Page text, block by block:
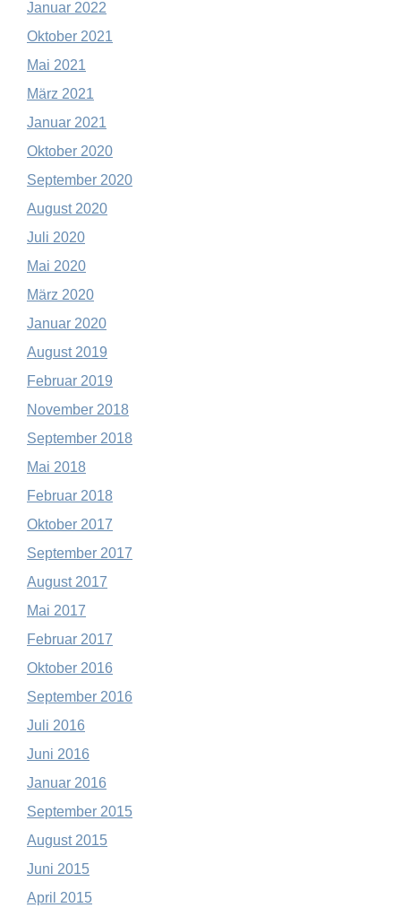
Januar 2022
Oktober 2021
Mai 2021
März 2021
Januar 2021
Oktober 2020
September 2020
August 2020
Juli 2020
Mai 2020
März 2020
Januar 2020
August 2019
Februar 2019
November 2018
September 2018
Mai 2018
Februar 2018
Oktober 2017
September 2017
August 2017
Mai 2017
Februar 2017
Oktober 2016
September 2016
Juli 2016
Juni 2016
Januar 2016
September 2015
August 2015
Juni 2015
April 2015